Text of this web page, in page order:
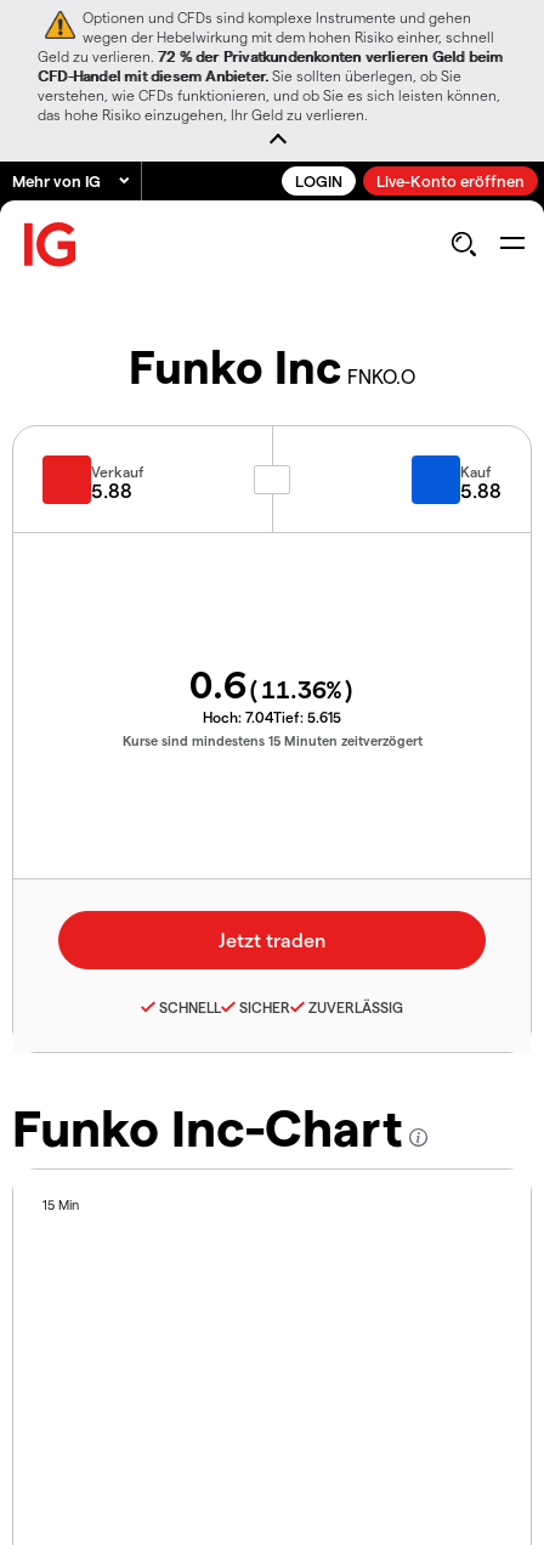
Optionen und CFDs sind komplexe Instrumente und gehen
wegen der Hebelwirkung mit dem hohen Risiko einher, schnell
Geld zu verlieren. 72 % der Privatkundenkonten verlieren Geld beim
CFD-Handel mit diesem Anbieter. Sie sollten überlegen, ob Sie
verstehen, wie CFDs funktionieren, und ob Sie es sich leisten können,
das hohe Risiko einzugehen, Ihr Geld zu verlieren.
Mehr von IG LOGIN Live-Konto eröffnen
Funko Inc FNKO.O
Funko Inc-Chart
15 Min
Verkauf
5.88
Kauf
5.88
0.6(11.36%)
Hoch: 7.04Tief: 5.615
Kurse sind mindestens 15 Minuten zeitverzögert
SCHNELL SICHER ZUVERLÄSSIG